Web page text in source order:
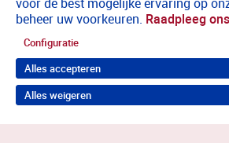
beheer uw voorkeuren. Raadpleeg
Configuratie
Alles accepteren
Alles weigeren